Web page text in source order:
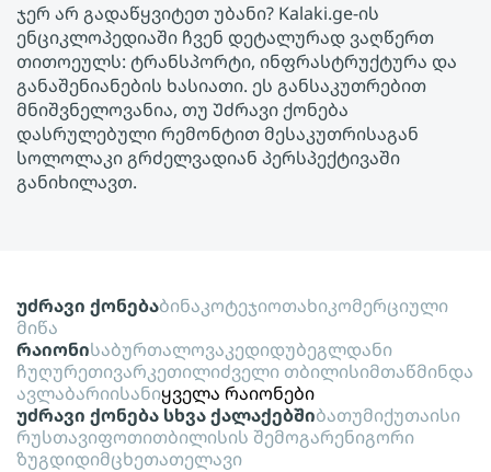
ჯერ არ გადაწყვიტეთ უბანი? Kalaki.ge-ის
ენციკლოპედიაში ჩვენ დეტალურად ვაღწერთ
თითოეულს: ტრანსპორტი, ინფრასტრუქტურა და
განაშენიანების ხასიათი. ეს განსაკუთრებით
მნიშვნელოვანია, თუ Უძრავი ქონება
დასრულებული რემონტით მესაკუთრისაგან
სოლოლაკი გრძელვადიან პერსპექტივაში
განიხილავთ.
უძრავი ქონებაბინაკოტეჯიოთახიკომერციული
მიწა
რაიონისაბურთალოვაკედიდუბეგლდანი
ჩუღურეთივარკეთილიძველი თბილისიმთაწმინდა
ავლაბარიისანიყველა რაიონები
უძრავი ქონება სხვა ქალაქებშიბათუმიქუთაისი
რუსთავიფოთითბილისის შემოგარენიგორი
ზუგდიდიმცხეთათელავი